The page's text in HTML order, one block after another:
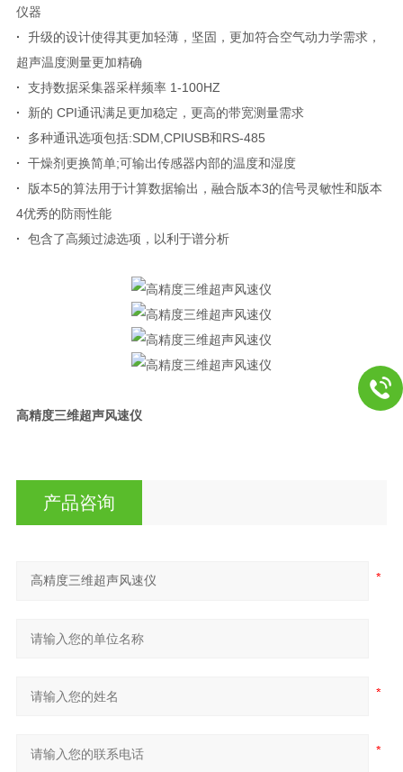
仪器
·
升级的设计使得其更加轻薄，坚固，更加符合空气动力学需求，
超声温度测量更加精确
·
支持数据采集器采样频率 1-100HZ
·
新的 CPI通讯满足更加稳定，更高的带宽测量需求
·
多种通讯选项包括:SDM,CPIUSB和RS-485
·
干燥剂更换简单;可输出传感器内部的温度和湿度
·
版本5的算法用于计算数据输出，融合版本3的信号灵敏性和版本
4优秀的防雨性能
·
包含了高频过滤选项，以利于谱分析
高精度三维超声风速仪
产品咨询